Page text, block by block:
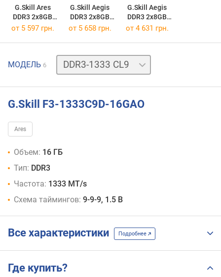
G.Skill Ares
DDR3 2x8GB
F3-1600C10D-16GAO
G.Skill Aegis
DDR3 2x8GB
F3-1333C9D-16GIS
G.Skill Aegis
DDR3 2x8GB
F3-1600C11D-16GIS
от 5 597 грн. от 5 658 грн. от 4 631 грн.
МОДЕЛЬ 6
DDR3-
1600
1600
DDR3-
DDR3-
CL11
G.Skill F3-1333C9D-16GAO
Ares
Объем: 16 ГБ
Тип: DDR3
Частота: 1333 MT/s
Схема таймингов: 9-9-9, 1.5 В
Все характеристики Подробнее
Где купить?